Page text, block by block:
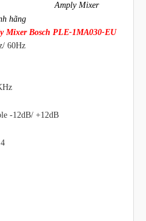
Mixer
hãng
Mixer Bosch PLE-1MA030-EU
60Hz
-12dB/ +12dB